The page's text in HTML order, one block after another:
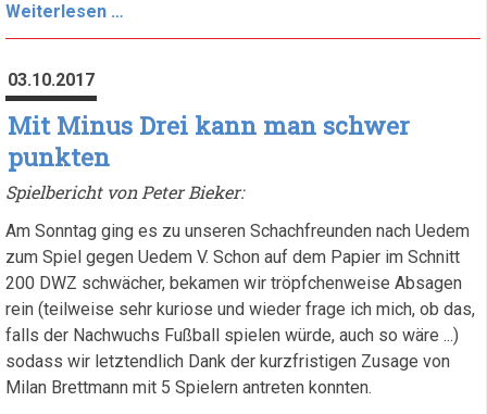
Weiterlesen …
toller
es
hat
ganz
03.10.2017
Mit Minus Drei kann man schwer
punkten
Spielbericht von Peter Bieker:
Am Sonntag ging es zu unseren Schachfreunden nach Uedem
zum Spiel gegen Uedem V. Schon auf dem Papier im Schnitt
200 DWZ schwächer, bekamen wir tröpfchenweise Absagen
rein (teilweise sehr kuriose und wieder frage ich mich, ob das,
falls der Nachwuchs Fußball spielen würde, auch so wäre ...)
sodass wir letztendlich Dank der kurzfristigen Zusage von
Milan Brettmann mit 5 Spielern antreten konnten.